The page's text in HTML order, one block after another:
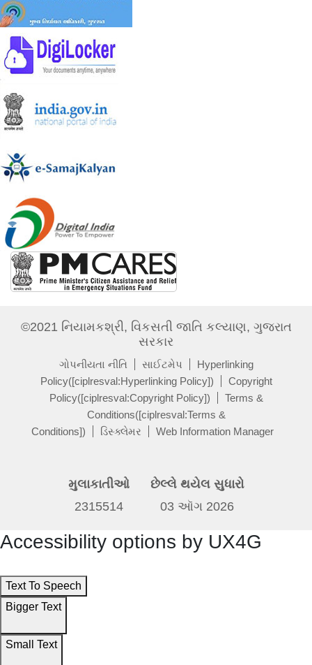
©2021 નિયામકશ્રી, વિકસતી જાતિ કલ્યાણ, ગુજરાત
સરકાર
ગોપનીયતા નીતિ સાઈટમેપ
Hyperlinking
Policy([ciplresval:Hyperlinking Policy])
Copyright
Policy([ciplresval:Copyright Policy])
Terms &
Conditions([ciplresval:Terms &
Conditions])
ડિસ્ક્લેમર Web Information Manager
મુલાકાતીઓ
2315514
છેલ્લે થયેલ સુધારો
03 ઑગ 2026
Accessibility options by UX4G
Text To Speech
Bigger Text
Small Text